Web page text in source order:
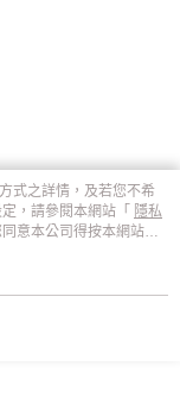
式之詳情，及若您不希
，請參閱本網站「 隱私
意本公司得按本網站使